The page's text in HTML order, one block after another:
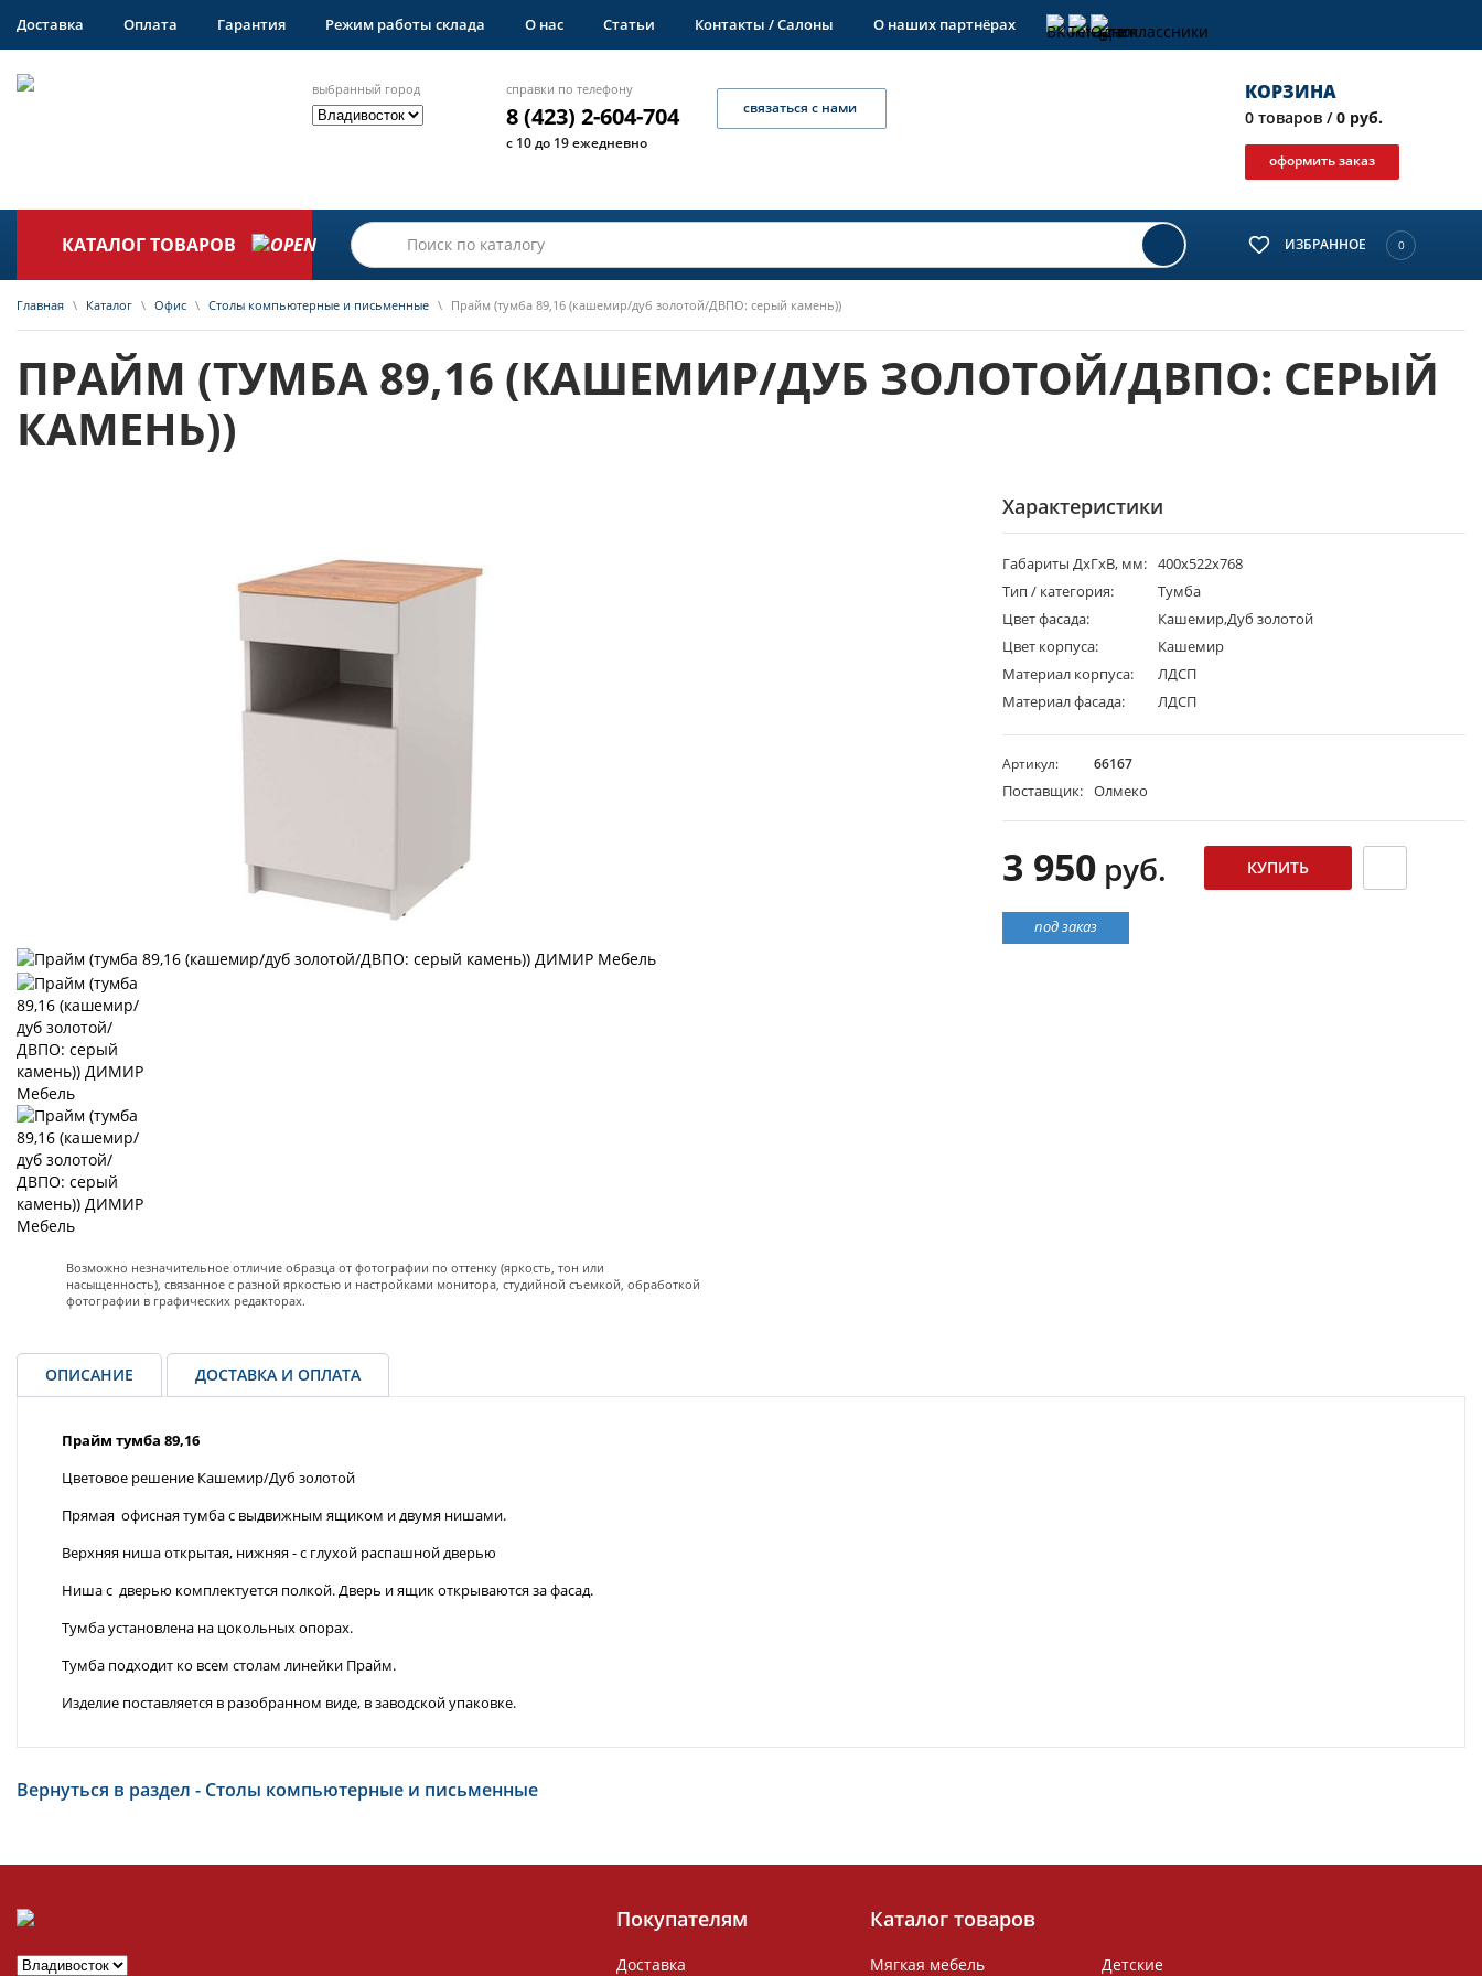
Доставка Оплата Гарантия Режим работы склада О нас Статьи Контакты / Салоны О наших партнёрах
выбранный город справки по телефону
8 (423) 2-604-704
с 10 до 19 ежедневно
связаться с нами
КОРЗИНА
0 товаров / 0 руб.
оформить заказ
КАТАЛОГ ТОВАРОВ ИЗБРАННОЕ 0
Главная \ Каталог \ Офис \ Столы компьютерные и письменные \ Прайм (тумба 89,16 (кашемир/дуб золотой/ДВПО: серый камень))
ПРАЙМ (ТУМБА 89,16 (КАШЕМИР/ДУБ ЗОЛОТОЙ/ДВПО: СЕРЫЙ
КАМЕНЬ))
Возможно незначительное отличие образца от фотографии по оттенку (яркость, тон или
насыщенность), связанное с разной яркостью и настройками монитора, студийной съемкой, обработкой
фотографии в графических редакторах.
Характеристики
Габариты ДхГхВ, мм: 400х522x768
Тип / категория:
Тумба
Цвет фасада:
Кашемир,Дуб золотой
Цвет корпуса:
Кашемир
Материал корпуса:
ЛДСП
Материал фасада:
ЛДСП
Артикул: 66167
Поставщик: Олмеко
3 950 руб.
под заказ
ОПИСАНИЕ ДОСТАВКА И ОПЛАТА
Прайм тумба 89,16
Цветовое решение Кашемир/Дуб золотой
Прямая офисная тумба с выдвижным ящиком и двумя нишами.
Верхняя ниша открытая, нижняя - с глухой распашной дверью
Ниша с дверью комплектуется полкой. Дверь и ящик открываются за фасад.
Тумба установлена на цокольных опорах.
Тумба подходит ко всем столам линейки Прайм.
Изделие поставляется в разобранном виде, в заводской упаковке.
Вернуться в раздел - Столы компьютерные и письменные
Покупателям
Доставка
Каталог товаров
Мягкая мебель Детские